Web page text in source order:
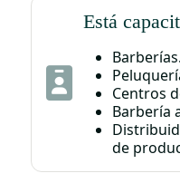
Está
Barberías.
Centros
Barbería
de